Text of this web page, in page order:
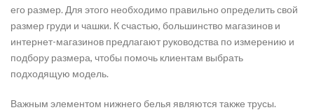
его размер. Для этого необходимо правильно определить свой
размер груди и чашки. К счастью, большинство магазинов и
интернет-магазинов предлагают руководства по измерению и
подбору размера, чтобы помочь клиентам выбрать
подходящую модель.
Важным элементом нижнего белья являются также трусы.